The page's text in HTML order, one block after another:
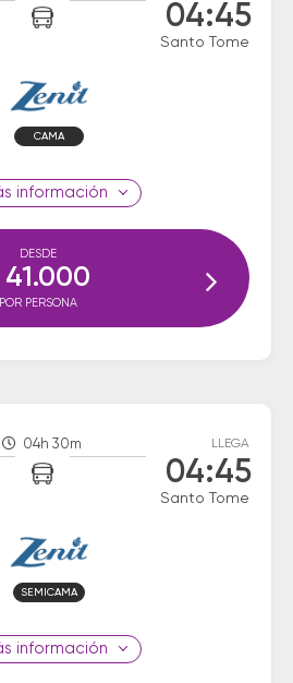
04:45
Santo Tome
CAMA
información
DESDE
41.000
POR PERSONA
04h 30m LLEGA
04:45
Santo Tome
SEMICAMA
información